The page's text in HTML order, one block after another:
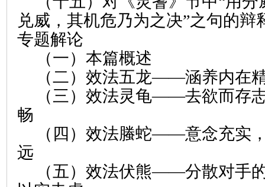
兑威，其机危乃为之决”之句的辩
专题解论
（一）本篇概述
（二）效法五龙——涵养内在
（三）效法灵龟——去欲而存
畅
（四）效法螣蛇——意念充实
远
（五）效法伏熊——分散对手